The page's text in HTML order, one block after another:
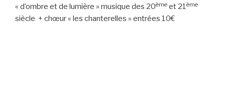
« d’ombre et de lumière » musique des 20ème et 21ème
siècle + chœur « les chanterelles » entrées 10€